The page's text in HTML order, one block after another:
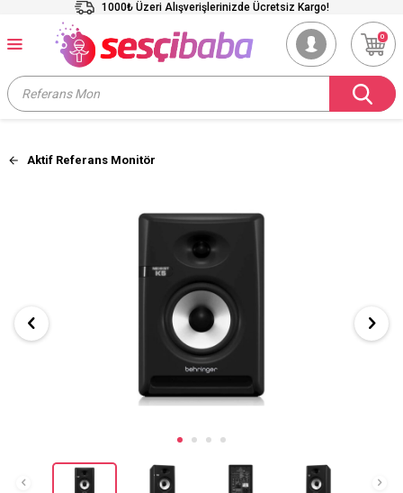
1000₺ Üzeri Alışverişlerinizde Ücretsiz Kargo!
0
Aktif Referans Monitör